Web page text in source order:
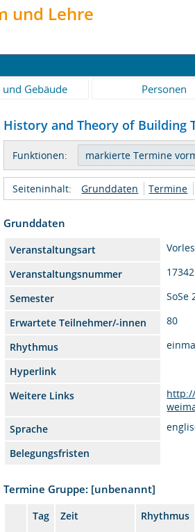
und Lehre
und Gebäude Personen
History and Theory of Building
Funktionen:
Seiteninhalt: Grunddaten Termine
Grunddaten
Veranstaltungsart
Veranstaltungsnummer
Semester
SoSe
Erwartete Teilnehmer/-innen
80
Rhythmus
Hyperlink
Weitere Links
Sprache
Belegungsfristen
Termine Gruppe: [unbenannt]
Tag Zeit Rhythmus